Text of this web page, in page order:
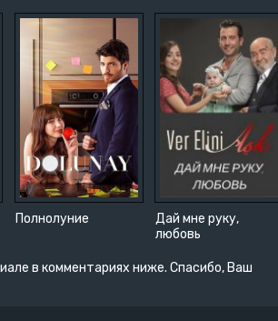
Полнолуние
Дай мне руку,
любовь
в комментариях ниже. Спасибо, Ваш